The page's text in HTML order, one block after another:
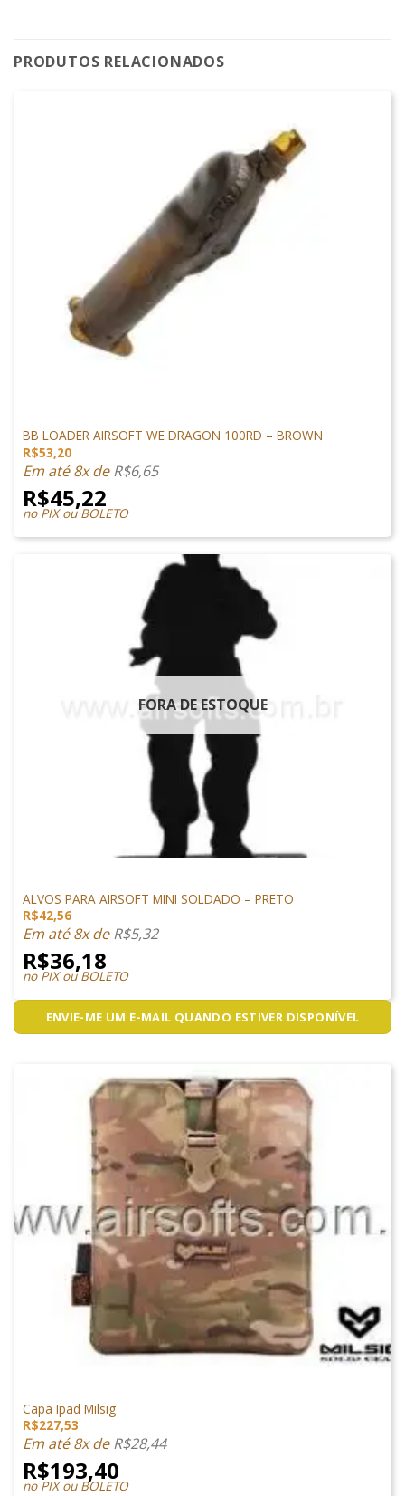
PRODUTOS RELACIONADOS
BB LOADER AIRSOFT WE DRAGON 100RD – BROWN
R$53,20
Em até 8x deR$6,65
R$45,22
no PIX ou BOLETO
FORA DE ESTOQUE
ALVOS PARA AIRSOFT MINI SOLDADO – PRETO
R$42,56
Em até 8x deR$5,32
R$36,18
no PIX ou BOLETO
ENVIE-ME UM E-MAIL QUANDO ESTIVER DISPONÍVEL
Capa Ipad Milsig
R$227,53
Em até 8x deR$28,44
R$193,40
no PIX ou BOLETO